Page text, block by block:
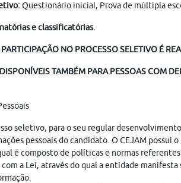
Questionário inicial, Prova de múltipla
e classificatórias.
NO PROCESSO SELETIVO É
TAMBÉM PARA PESSOAS COM
seletivo, para o seu regular
pessoais do candidato. O CEJAM possui o
é composto de políticas e normas
com a Lei, através do qual a entidade